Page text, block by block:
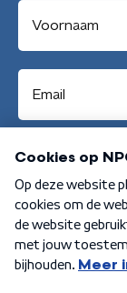
Algemene